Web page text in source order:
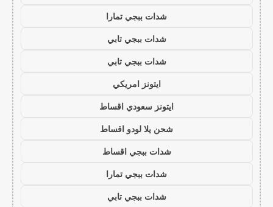
شدات ببجي تمارا
شدات ببجي تابي
شدات ببجي تابي
ايتونز امريكي
ايتونز سعودي اقساط
شحن يلا لودو اقساط
شدات ببجي اقساط
شدات ببجي تمارا
شدات ببجي تابي